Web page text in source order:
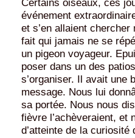
Certains oiseaux, ces
événement
et s’en allaient
fait qui jamais ne se
un pigeon voyageur.
poser dans un des
s’organiser. Il avait une
message. Nous lui
sa portée. Nous nous
fièvre l’achèveraient, et
d’atteinte de la